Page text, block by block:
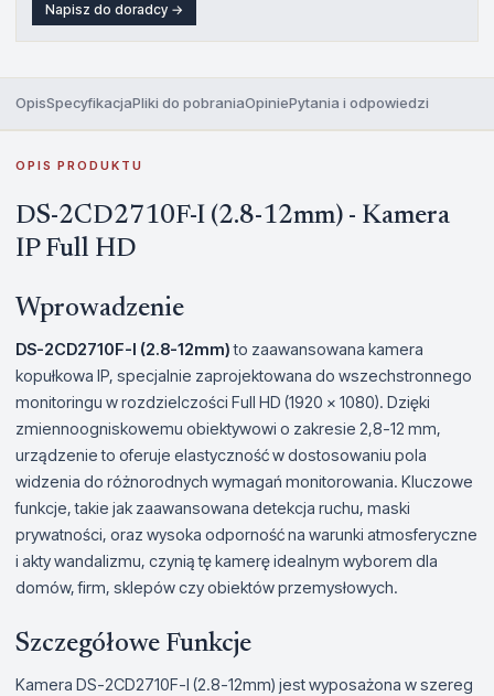
Napisz do doradcy →
OpisSpecyfikacjaPliki do pobraniaOpiniePytania i odpowiedzi
OPIS PRODUKTU
DS-2CD2710F-I (2.8-12mm) - Kamera
IP Full HD
Wprowadzenie
DS-2CD2710F-I (2.8-12mm)to zaawansowana kamera
kopułkowa IP, specjalnie zaprojektowana do wszechstronnego
monitoringu w rozdzielczości Full HD (1920 x 1080). Dzięki
zmiennoogniskowemu obiektywowi o zakresie 2,8-12 mm,
urządzenie to oferuje elastyczność w dostosowaniu pola
widzenia do różnorodnych wymagań monitorowania. Kluczowe
funkcje, takie jak zaawansowana detekcja ruchu, maski
prywatności, oraz wysoka odporność na warunki atmosferyczne
i akty wandalizmu, czynią tę kamerę idealnym wyborem dla
domów, firm, sklepów czy obiektów przemysłowych.
Szczegółowe Funkcje
Kamera DS-2CD2710F-I (2.8-12mm) jest wyposażona w szereg